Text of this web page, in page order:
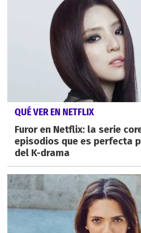
QUÉ VER EN NETFLIX
Furor en Netflix: la serie
episodios que es perfecta
del K-drama